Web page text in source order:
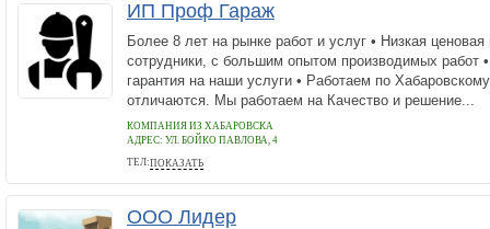
ИП Проф Гараж
Более 8 лет на рынке работ и услуг • Низкая ценовая
сотрудники, с большим опытом производимых работ
гарантия на наши услуги • Работаем по
отличаются. Мы работаем на Качество и решение...
КОМПАНИЯ ИЗ ХАБАРОВСКА
АДРЕС: УЛ. БОЙКО ПАВЛОВА, 4
ТЕЛ:ПОКАЗАТЬ
89294075707
ООО Лидер